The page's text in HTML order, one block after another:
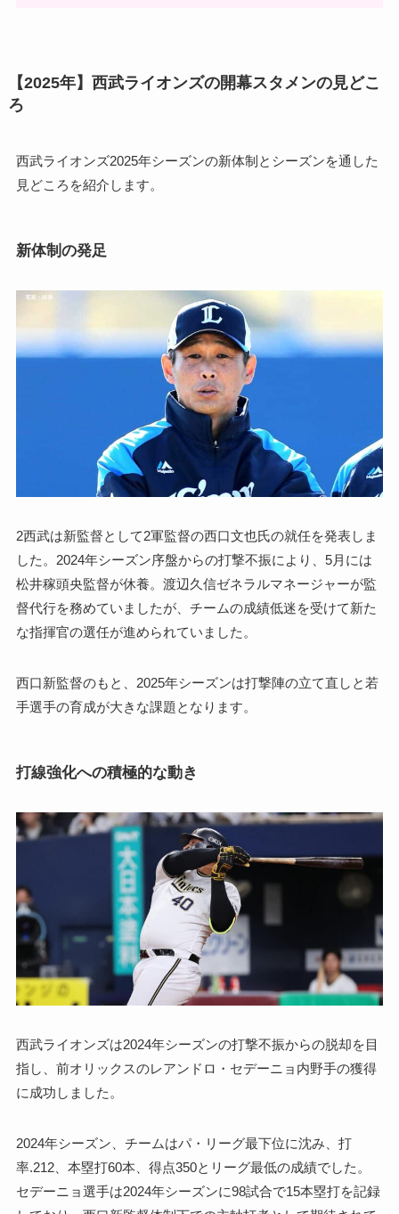
【2025年】西武ライオンズの開幕スタメンの見どこ
ろ
西武ライオンズ2025年シーズンの新体制とシーズンを通した
見どころを紹介します。
新体制の発足
2西武は新監督として2軍監督の西口文也氏の就任を発表しま
した。2024年シーズン序盤からの打撃不振により、5月には
松井稼頭央監督が休養。渡辺久信ゼネラルマネージャーが監
督代行を務めていましたが、チームの成績低迷を受けて新た
な指揮官の選任が進められていました。
西口新監督のもと、2025年シーズンは打撃陣の立て直しと若
手選手の育成が大きな課題となります。
打線強化への積極的な動き
西武ライオンズは2024年シーズンの打撃不振からの脱却を目
指し、前オリックスのレアンドロ・セデーニョ内野手の獲得
に成功しました。
2024年シーズン、チームはパ・リーグ最下位に沈み、打
率.212、本塁打60本、得点350とリーグ最低の成績でした。
セデーニョ選手は2024年シーズンに98試合で15本塁打を記録